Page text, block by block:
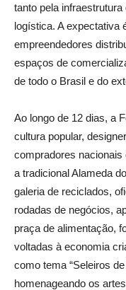
tanto pela
logística. A expectativa
empreendedores
espaços de
de todo o Brasil e do
Ao longo de 12 dias, a
cultura popular,
compradores nacionais
a tradicional Alameda
galeria de reciclados,
rodadas de negócios,
praça de alimentação,
voltadas à economia
como tema “Seleiros
homenageando os